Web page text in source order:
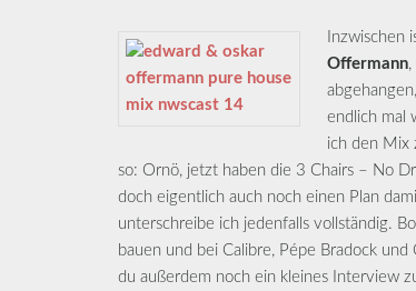
Inzwischen
Offermann,
endlich mal
ich den Mix
so: Ornö, jetzt haben die 3 Chairs – No
doch eigentlich auch noch einen Plan
unterschreibe ich jedenfalls vollständig.
bauen und bei Calibre, Pépe Bradock
du außerdem noch ein kleines Interview